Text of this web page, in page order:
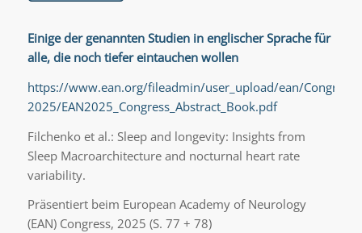
Einige der genannten Studien in englischer Sprache für
alle, die noch tiefer eintauchen wollen
https://www.ean.org/fileadmin/user_upload/ean/Congress-
2025/EAN2025_Congress_Abstract_Book.pdf
Filchenko et al.: Sleep and longevity: Insights from
Sleep Macroarchitecture and nocturnal heart rate
variability.
Präsentiert beim European Academy of Neurology
(EAN) Congress, 2025 (S. 77 + 78)